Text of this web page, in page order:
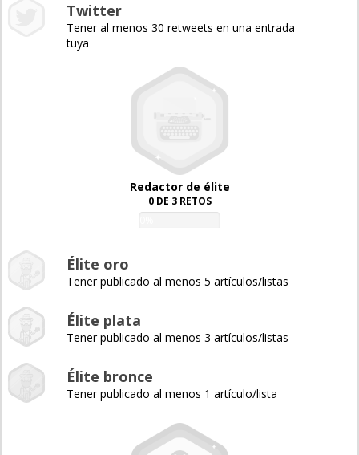
Twitter
Tener al menos 30 retweets en una entrada
tuya
Redactor de élite
0 DE 3 RETOS
Élite oro
Tener publicado al menos 5 artículos/listas
Élite plata
Tener publicado al menos 3 artículos/listas
Élite bronce
Tener publicado al menos 1 artículo/lista